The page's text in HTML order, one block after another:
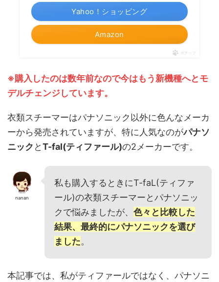
Amazon
Yahoo！ショッピング
ポチップ
※購入したのは数年前なので今はもう新機種へとモ
デルチェンジしています。
衣類スチーマーはパナソニック以外に色んなメーカ
ーから発売されていますが、特に人気なのがパナソ
ニック とT-fal(ティファール)の2メーカーです。
nanan
私も購入するときにT-faL(ティファ
ール)の衣類スチーマーとパナソニッ
クで悩みましたが、 色々と比較した
結果、最終的にパナソニックを選び
ました。
本記事では、私がティファールではなく、パナソニ